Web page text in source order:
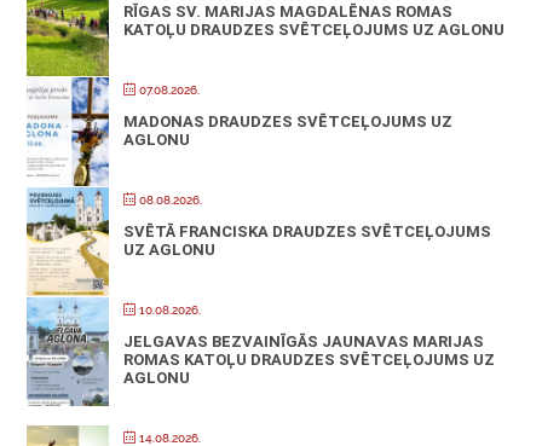
RĪGAS SV. MARIJAS MAGDALĒNAS ROMAS
KATOĻU DRAUDZES SVĒTCEĻOJUMS UZ AGLONU
07.08.2026.
MADONAS DRAUDZES SVĒTCEĻOJUMS UZ
AGLONU
08.08.2026.
SVĒTĀ FRANCISKA DRAUDZES SVĒTCEĻOJUMS
UZ AGLONU
10.08.2026.
JELGAVAS BEZVAINĪGĀS JAUNAVAS MARIJAS
ROMAS KATOĻU DRAUDZES SVĒTCEĻOJUMS UZ
AGLONU
14.08.2026.